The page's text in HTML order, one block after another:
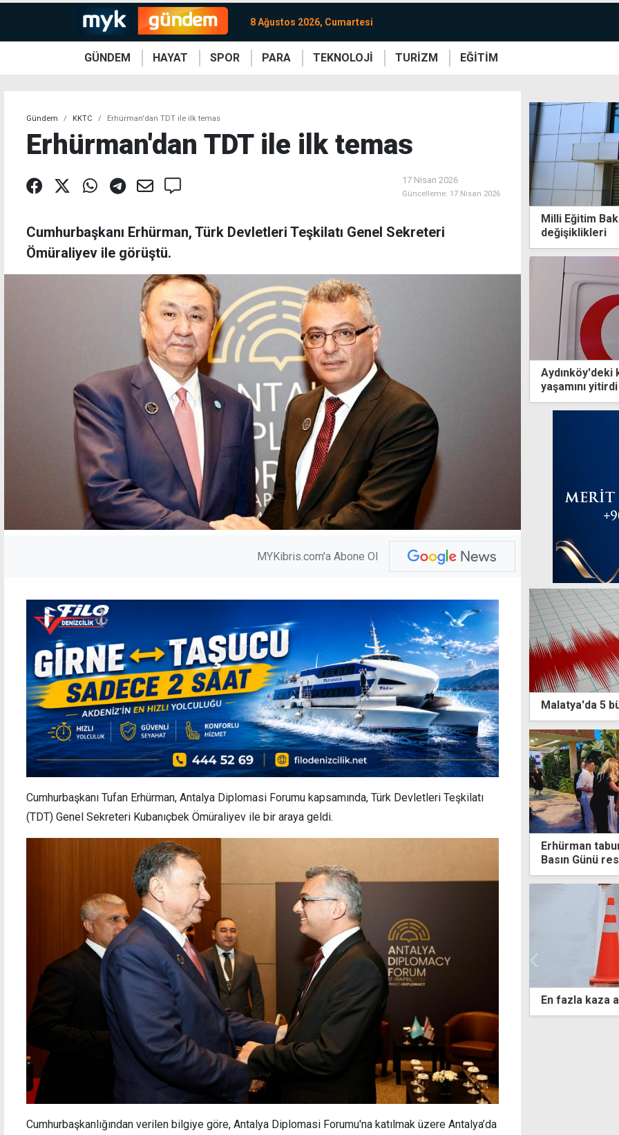
8 Ağustos 2026, Cumartesi
GÜNDEM HAYAT SPOR PARA TEKNOLOJİ TURİZM EĞİTİM
Gündem KKTC Erhürman'dan TDT ile ilk temas
Erhürman'dan TDT ile ilk temas
17 Nisan 2026
Güncelleme: 17 Nisan 2026
Cumhurbaşkanı Erhürman, Türk Devletleri Teşkilatı Genel Sekreteri
Ömüraliyev ile görüştü.
MYKibris.com'a Abone Ol
Cumhurbaşkanı Tufan Erhürman, Antalya Diplomasi Forumu kapsamında, Türk Devletleri Teşkilatı
(TDT) Genel Sekreteri Kubanıçbek Ömüraliyev ile bir araya geldi.
Cumhurbaşkanlığından verilen bilgiye göre, Antalya Diplomasi Forumu'na katılmak üzere Antalya’da
Milli Eğitim
değişiklikleri
Aydınköy'deki
yaşamını yitirdi
Malatya'da 5
Erhürman
Basın Günü
Yolun karşısına geçmeye çalışan yayaya
çarpmıştı: 2 gün tutuklu kalacak
En fazla kaza aşırı hız nedeniyle yaşandı
Yavuz
özgürlük